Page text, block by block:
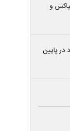
و
در پایین